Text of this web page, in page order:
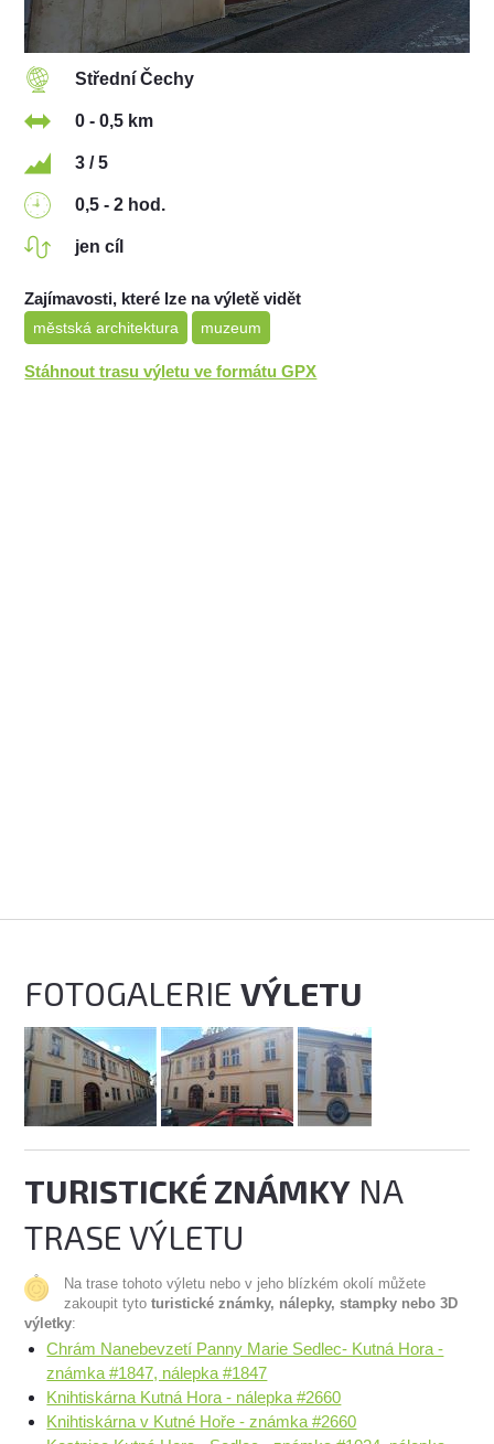
Střední Čechy
0 - 0,5 km
3 / 5
0,5 - 2 hod.
jen cíl
Zajímavosti, které lze na výletě vidět
městská architektura muzeum
Stáhnout trasu výletu ve formátu GPX
FOTOGALERIEVÝLETU
TURISTICKÉ ZNÁMKY NA
TRASE VÝLETU
Na trase tohoto výletu nebo v jeho blízkém okolí můžete
zakoupit tytoturistické známky, nálepky, stampky nebo 3D
výletky:
Chrám Nanebevzetí Panny Marie Sedlec- Kutná Hora -
známka #1847, nálepka #1847
Knihtiskárna Kutná Hora - nálepka #2660
Knihtiskárna v Kutné Hoře - známka #2660